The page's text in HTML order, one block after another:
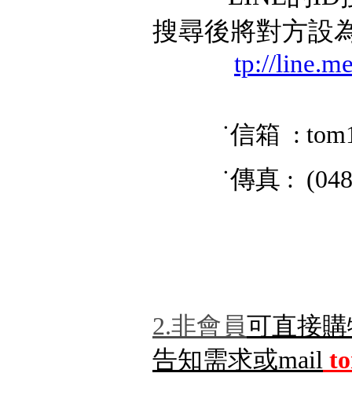
搜尋後將對方設
tp://
˙信箱 :
˙傳真 :
2.非會員可直接
告知需求或mail